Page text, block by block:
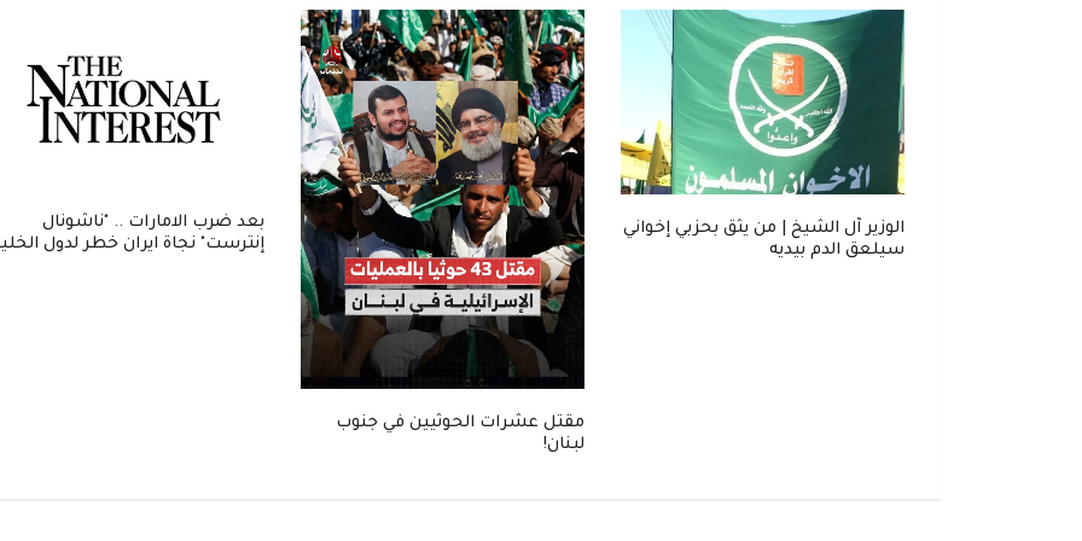
الوزير آل الشيخ | من يثق بحزبي إخواني
سيلعق الدم بيديه
مقتل عشرات الحوثيين في جنوب
لبنان!
بعد ضرب الامارات .. "ناشونال
إنترست" نجاة ايران خطر لدول